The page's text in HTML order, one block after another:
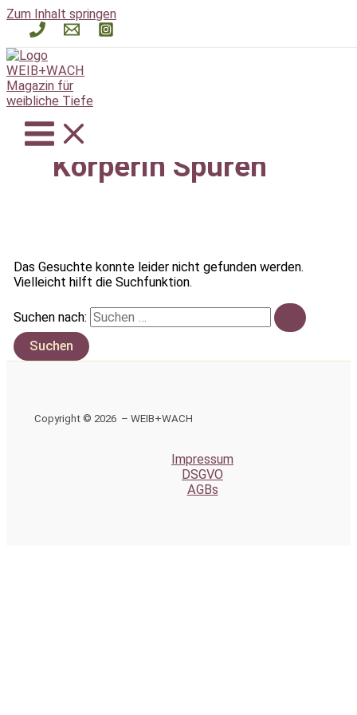
Zum Inhalt springen
Körperin Spüren
Das Gesuchte konnte leider nicht gefunden werden.
Vielleicht hilft die Suchfunktion.
Suchen nach:
Copyright © 2026 – WEIB+WACH
Impressum
DSGVO
AGBs